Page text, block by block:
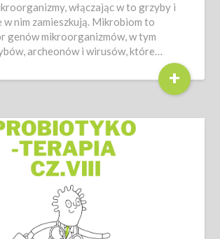
włączając w to grzyby i
w nim zamieszkują. Mikrobiom to
genów mikroorganizmów, w tym
archeonów i wirusów, które…
+